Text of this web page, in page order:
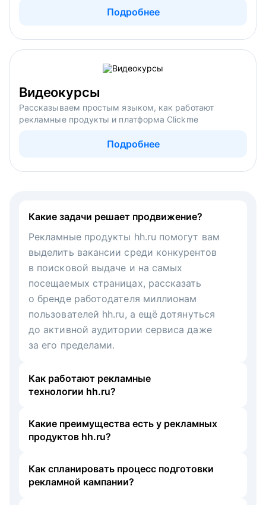
Подробнее
Видеокурсы
Рассказываем простым языком, как работают
рекламные продукты и платформа Clickme
Подробнее
Какие задачи решает продвижение?
Рекламные продукты hh.ru помогут вам
выделить вакансии среди конкурентов
в поисковой выдаче и на самых
посещаемых страницах, рассказать
о бренде работодателя миллионам
пользователей hh.ru, а ещё дотянуться
до активной аудитории сервиса даже
за его пределами.
Как работают рекламные
технологии hh.ru?
Какие преимущества есть у рекламных
продуктов hh.ru?
Как спланировать процесс подготовки
рекламной кампании?